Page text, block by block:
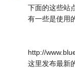
下面的这些站
有一些是使用
http://
这里发布最新